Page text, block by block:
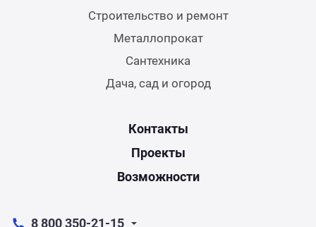
Строительство и ремонт
Металлопрокат
Сантехника
Дача, сад и огород
Контакты
Проекты
Возможности
8 800 350-21-15